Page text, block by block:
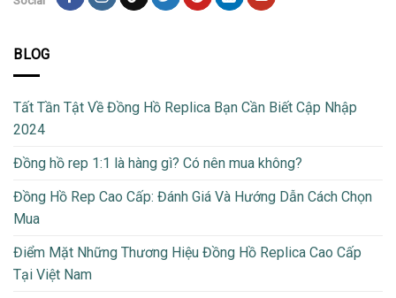
BLOG
Tất Tần Tật Về Đồng Hồ Replica Bạn Cần Biết Cập Nhập
2024
Đồng hồ rep 1:1 là hàng gì? Có nên mua không?
Đồng Hồ Rep Cao Cấp: Đánh Giá Và Hướng Dẫn Cách Chọn
Mua
Điểm Mặt Những Thương Hiệu Đồng Hồ Replica Cao Cấp
Tại Việt Nam